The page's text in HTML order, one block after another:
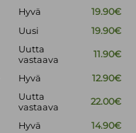
Hyvä
19.90€
Uusi 19.90€
Uutta
vastaava
11.90€
Hyvä 12.90€
Uutta
vastaava
22.00€
Hyvä 14.90€